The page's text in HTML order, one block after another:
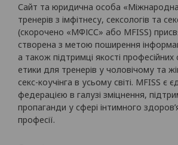
Сайт та юридична особа
тренерів з імфітнесу, сексологів та
(скорочено «МФІСС» або MFISS)
створена з метою поширення
а також підтримці якості професійних
етики для тренерів у чоловічому та
секс-коучінга в усьому світі. MFISS є
федерацією в галузі зміцнення,
пропаганди у сфері інтимного
професії.